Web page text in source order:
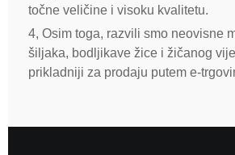
točne veličine i visoku kvalitetu.
4, Osim toga, razvili smo neovisne
šiljaka, bodljikave žice i žičanog
prikladniji za prodaju putem e-